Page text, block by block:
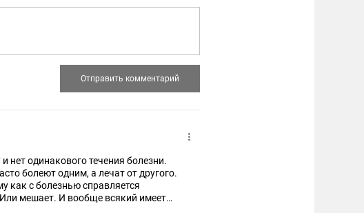
одинакового течения болезни.
болеют одним, а лечат от другого.
как с болезнью справляется
мешает. И вообще всякий имеет